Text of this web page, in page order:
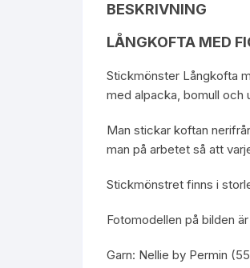
BESKRIVNING
LÅNGKOFTA MED
Stickmönster Långkofta
med alpacka, bomull och
Man stickar koftan
man på arbetet så att
Stickmönstret finns i
Fotomodellen på bilden
Garn: Nellie by Permin